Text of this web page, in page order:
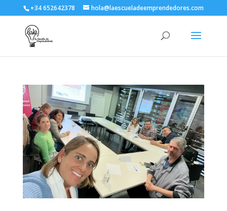
+34 652642378 hola@laescueladeemprendedores.com